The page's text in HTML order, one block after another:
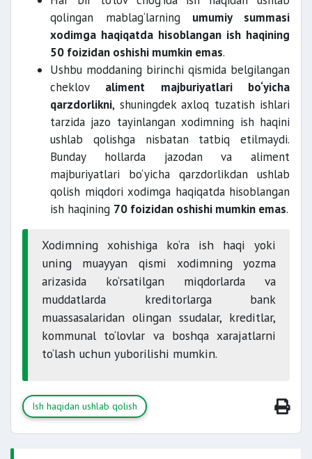
qolingan mablag‘larning umumiy summasi
xodimga haqiqatda hisoblangan ish haqining
50 foizidan oshishi mumkin emas.
Ushbu moddaning birinchi qismida belgilangan
cheklov aliment majburiyatlari bo‘yicha
qarzdorlikni, shuningdek axloq tuzatish ishlari
tarzida jazo tayinlangan xodimning ish haqini
ushlab qolishga nisbatan tatbiq etilmaydi.
Bunday hollarda jazodan va aliment
majburiyatlari bo‘yicha qarzdorlikdan ushlab
qolish miqdori xodimga haqiqatda hisoblangan
ish haqining 70 foizidan oshishi mumkin emas.
Xodimning xohishiga ko‘ra ish haqi yoki
uning muayyan qismi xodimning yozma
arizasida ko‘rsatilgan miqdorlarda va
muddatlarda kreditorlarga bank
muassasalaridan olingan ssudalar, kreditlar,
kommunal to‘lovlar va boshqa xarajatlarni
to‘lash uchun yuborilishi mumkin.
Ish haqidan ushlab qolish